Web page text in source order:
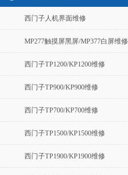
西门子人机界面维修
MP277触摸屏黑屏/MP377白屏维修
西门子TP1200/KP1200维修
西门子TP900/KP900维修
西门子TP700/KP700维修
西门子TP1500/KP1500维修
西门子TP1900/KP1900维修